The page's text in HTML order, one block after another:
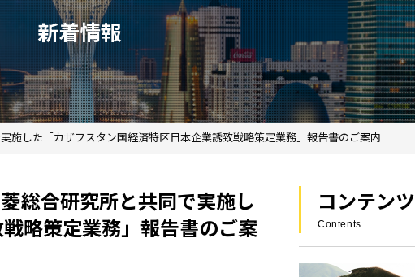
新着情報
施した「カザフスタン国経済特区日本企業誘致戦略策定業務」報告書のご案内
総合研究所と共同で実施し
略策定業務」報告書のご案
コンテンツ
Contents